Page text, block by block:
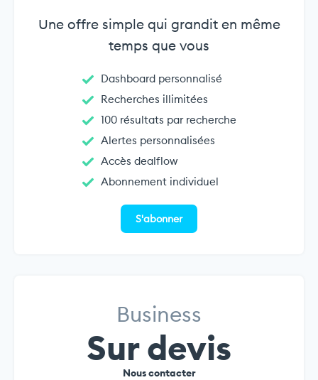
Une offre simple qui grandit en même
temps que vous
Dashboard personnalisé
Recherches illimitées
100 résultats par recherche
Alertes personnalisées
Accès dealflow
Abonnement individuel
S'abonner
Business
Sur devis
Nous contacter